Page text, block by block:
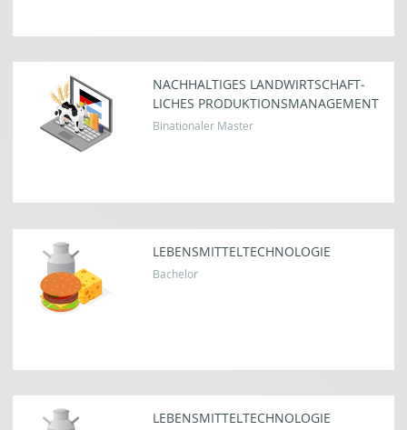
NACH­HALTIGES LANDWIRTSCHAFT­
LICHES PRO­DUKTIONS­MANAGEMENT
Binationaler Master
LEBENS­MITTEL­TECHNOLOGIE
Bachelor
LEBENS­MITTEL­TECHNOLOGIE